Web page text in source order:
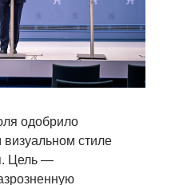
одобрило
стиле
Цель —